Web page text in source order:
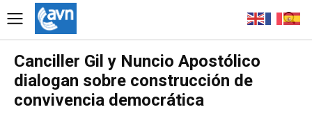
Canciller Gil y Nuncio Apostólico
dialogan sobre construcción de
convivencia democrática